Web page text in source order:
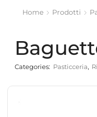
Home Prodotti
Categories: Pasticceria,